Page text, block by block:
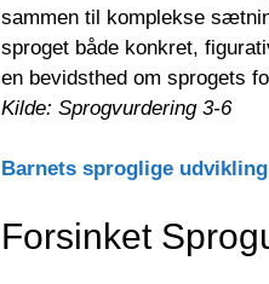
sammen til komplekse
sproget både konkret,
en bevidsthed om sprogets
Kilde: Sprogvurdering 3-6
Barnets sproglige udvikling
Forsinket